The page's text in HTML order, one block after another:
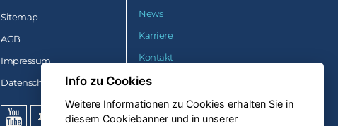
Sitemap
AGB
Impressum
Datenschutzerklärung
News
Karriere
Kontakt
_Standorte & Anfahrt
_Kontaktformular
MKW® Group
Info zu Cookies
Weitere Informationen zu Cookies erhalten Sie in
diesem Cookiebanner und in unserer